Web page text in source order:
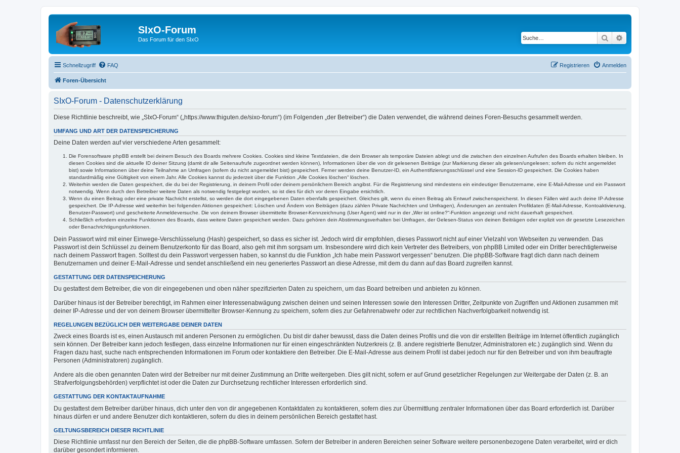
SIxO-Forum
Das Forum für den SIxO Suche
Schnellzugriff FAQ Anmelden
Registrieren
Foren-Übersicht
SIxO-Forum - Datenschutzerklärung
Diese Richtlinie beschreibt, wie „SIxO-Forum“ („https://www.thiguten.de/sixo-forum“) (im Folgenden „der Betreiber“) die Daten verwendet, die während deines Foren-Besuchs gesammelt werden.
UMFANG UND ART DER DATENSPEICHERUNG
Deine Daten werden auf vier verschiedene Arten gesammelt:
Die Forensoftware phpBB erstellt bei deinem Besuch des Boards mehrere Cookies. Cookies sind kleine Textdateien, die dein Browser als temporäre Dateien ablegt und die zwischen den einzelnen Aufrufen des Boards erhalten bleiben. In
diesen Cookies sind die aktuelle ID deiner Sitzung (damit dir alle Seitenaufrufe zugeordnet werden können), Informationen über die von dir gelesenen Beiträge (zur Markierung dieser als gelesen/ungelesen; sofern du nicht angemeldet
bist) sowie Informationen über deine Teilnahme an Umfragen (sofern du nicht angemeldet bist) gespeichert. Ferner werden deine Benutzer-ID, ein Authentifizierungsschlüssel und eine Session-ID gespeichert. Die Cookies haben
standardmäßig eine Gültigkeit von einem Jahr. Alle Cookies kannst du jederzeit über die Funktion „Alle Cookies löschen“ löschen.
Weiterhin werden die Daten gespeichert, die du bei der Registrierung, in deinem Profil oder deinem persönlichem Bereich angibst. Für die Registrierung sind mindestens ein eindeutiger Benutzername, eine E-Mail-Adresse und ein Passwort
notwendig. Wenn durch den Betreiber weitere Daten als notwendig festgelegt wurden, so ist dies für dich vor deren Eingabe ersichtlich.
Wenn du einen Beitrag oder eine private Nachricht erstellst, so werden die dort eingegebenen Daten ebenfalls gespeichert. Gleiches gilt, wenn du einen Beitrag als Entwurf zwischenspeicherst. In diesen Fällen wird auch deine IP-Adresse
gespeichert. Die IP-Adresse wird weiterhin bei folgenden Aktionen gespeichert: Löschen und Ändern von Beiträgen (dazu zählen Private Nachrichten und Umfragen), Änderungen an zentralen Profildaten (E-Mail-Adresse, Kontoaktivierung,
Benutzer-Passwort) und gescheiterte Anmeldeversuche. Die von deinem Browser übermittelte Browser-Kennzeichnung (User Agent) wird nur in der „Wer ist online?“-Funktion angezeigt und nicht dauerhaft gespeichert.
Schließlich erfordern einzelne Funktionen des Boards, dass weitere Daten gespeichert werden. Dazu gehören dein Abstimmungsverhalten bei Umfragen, der Gelesen-Status von deinen Beiträgen oder explizit von dir gesetzte Lesezeichen
oder Benachrichtigungsfunktionen.
Dein Passwort wird mit einer Einwege-Verschlüsselung (Hash) gespeichert, so dass es sicher ist. Jedoch wird dir empfohlen, dieses Passwort nicht auf einer Vielzahl von Webseiten zu verwenden. Das
Passwort ist dein Schlüssel zu deinem Benutzerkonto für das Board, also geh mit ihm sorgsam um. Insbesondere wird dich kein Vertreter des Betreibers, von phpBB Limited oder ein Dritter berechtigterweise
nach deinem Passwort fragen. Solltest du dein Passwort vergessen haben, so kannst du die Funktion „Ich habe mein Passwort vergessen“ benutzen. Die phpBB-Software fragt dich dann nach deinem
Benutzernamen und deiner E-Mail-Adresse und sendet anschließend ein neu generiertes Passwort an diese Adresse, mit dem du dann auf das Board zugreifen kannst.
GESTATTUNG DER DATENSPEICHERUNG
Du gestattest dem Betreiber, die von dir eingegebenen und oben näher spezifizierten Daten zu speichern, um das Board betreiben und anbieten zu können.
Darüber hinaus ist der Betreiber berechtigt, im Rahmen einer Interessenabwägung zwischen deinen und seinen Interessen sowie den Interessen Dritter, Zeitpunkte von Zugriffen und Aktionen zusammen mit
deiner IP-Adresse und der von deinem Browser übermittelter Browser-Kennung zu speichern, sofern dies zur Gefahrenabwehr oder zur rechtlichen Nachverfolgbarkeit notwendig ist.
REGELUNGEN BEZÜGLICH DER WEITERGABE DEINER DATEN
Zweck eines Boards ist es, einen Austausch mit anderen Personen zu ermöglichen. Du bist dir daher bewusst, dass die Daten deines Profils und die von dir erstellten Beiträge im Internet öffentlich zugänglich
sein können. Der Betreiber kann jedoch festlegen, dass einzelne Informationen nur für einen eingeschränkten Nutzerkreis (z. B. andere registrierte Benutzer, Administratoren etc.) zugänglich sind. Wenn du
Fragen dazu hast, suche nach entsprechenden Informationen im Forum oder kontaktiere den Betreiber. Die E-Mail-Adresse aus deinem Profil ist dabei jedoch nur für den Betreiber und von ihm beauftragte
Personen (Administratoren) zugänglich.
Andere als die oben genannten Daten wird der Betreiber nur mit deiner Zustimmung an Dritte weitergeben. Dies gilt nicht, sofern er auf Grund gesetzlicher Regelungen zur Weitergabe der Daten (z. B. an
Strafverfolgungsbehörden) verpflichtet ist oder die Daten zur Durchsetzung rechtlicher Interessen erforderlich sind.
GESTATTUNG DER KONTAKTAUFNAHME
Du gestattest dem Betreiber darüber hinaus, dich unter den von dir angegebenen Kontaktdaten zu kontaktieren, sofern dies zur Übermittlung zentraler Informationen über das Board erforderlich ist. Darüber
hinaus dürfen er und andere Benutzer dich kontaktieren, sofern du dies in deinem persönlichen Bereich gestattet hast.
GELTUNGSBEREICH DIESER RICHTLINIE
Diese Richtlinie umfasst nur den Bereich der Seiten, die die phpBB-Software umfassen. Sofern der Betreiber in anderen Bereichen seiner Software weitere personenbezogene Daten verarbeitet, wird er dich
darüber gesondert informieren.